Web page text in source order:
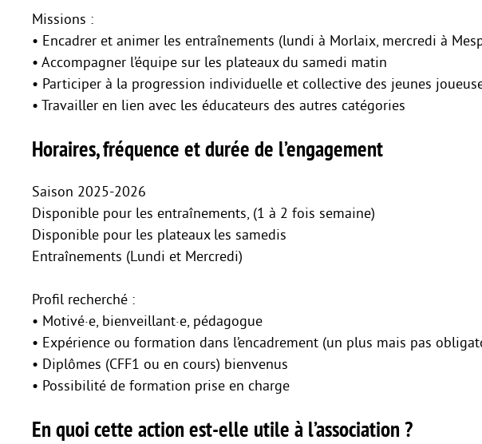
Missions :
• Encadrer et animer les entraînements (lundi à Morlaix, mercredi à
• Accompagner l’équipe sur les plateaux du samedi matin
• Participer à la progression individuelle et collective des jeunes
• Travailler en lien avec les éducateurs des autres catégories
Horaires, fréquence et durée de l’engagement
Saison 2025-2026
Disponible pour les entraînements, (1 à 2 fois semaine)
Disponible pour les plateaux les samedis
Entraînements (Lundi et Mercredi)
Profil recherché :
• Motivé·e, bienveillant·e, pédagogue
• Expérience ou formation dans l’encadrement (un plus mais pas
• Diplômes (CFF1 ou en cours) bienvenus
• Possibilité de formation prise en charge
En quoi cette action est-elle utile à l’association ?